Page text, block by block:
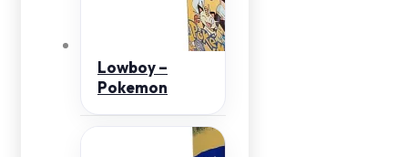
Lowboy –
Pokemon